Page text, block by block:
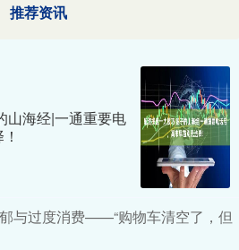
推荐资讯
山海经|一通重要电
与过度消费——“购物车清空了，但